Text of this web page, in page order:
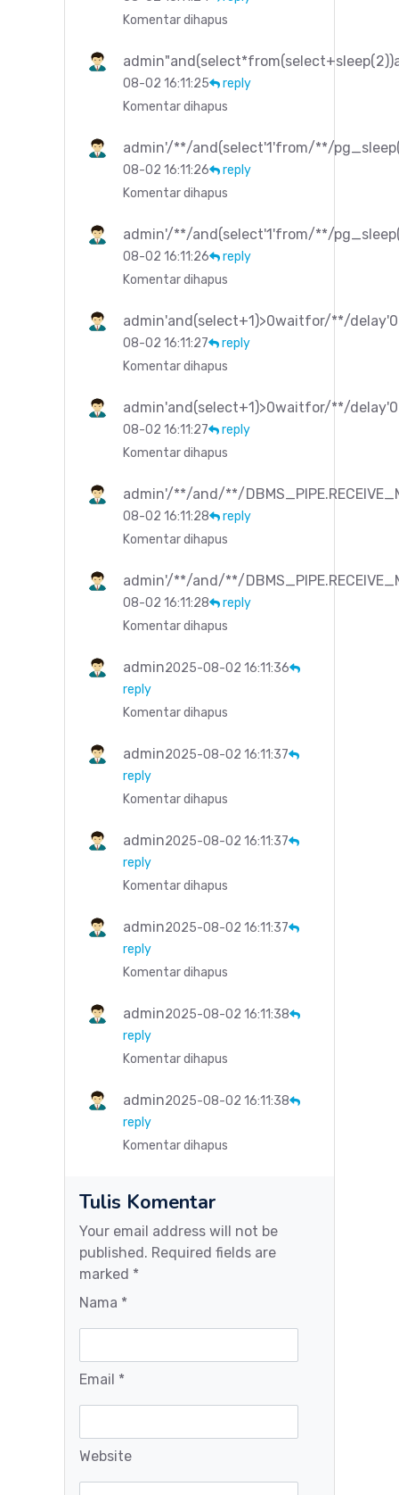
Komentar dihapus
08-02 16:11:25
reply
Komentar dihapus
admin'/**/and(select'1'from/**/
08-02 16:11:26
reply
Komentar dihapus
admin'/**/and(select'1'from/**/
08-02 16:11:26
reply
Komentar dihapus
admin'and(select+1)>0waitfor/**/
08-02 16:11:27
reply
Komentar dihapus
admin'and(select+1)>0waitfor/**/
08-02 16:11:27
reply
Komentar dihapus
admin'/**/and/**/
08-02 16:11:28
reply
Komentar dihapus
admin'/**/and/**/
08-02 16:11:28
reply
Komentar dihapus
admin2025-08-02 16:11:36
reply
Komentar dihapus
admin2025-08-02 16:11:37
reply
Komentar dihapus
admin2025-08-02 16:11:37
reply
Komentar dihapus
admin2025-08-02 16:11:37
reply
Komentar dihapus
admin2025-08-02 16:11:38
reply
Komentar dihapus
admin2025-08-02 16:11:38
reply
Komentar dihapus
Tulis Komentar
Your email address will not be
published. Required fields are
marked *
Nama *
Email *
Website